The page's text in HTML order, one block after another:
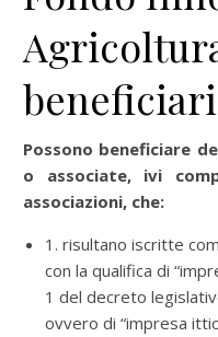
beneficiari
Possono beneficiare
o associate, ivi
associazioni, che:
1. risultano iscritte
con la qualifica di
1 del decreto
ovvero di “impresa